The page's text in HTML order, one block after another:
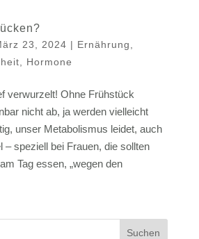
23, 2024 | Ernährung
Hormone
verwurzelt! Ohne Frühstück
nicht ab, ja werden vielleicht
unser Metabolismus leidet, auch
– speziell bei Frauen, die sollten
Tag essen, „wegen den
Suchen